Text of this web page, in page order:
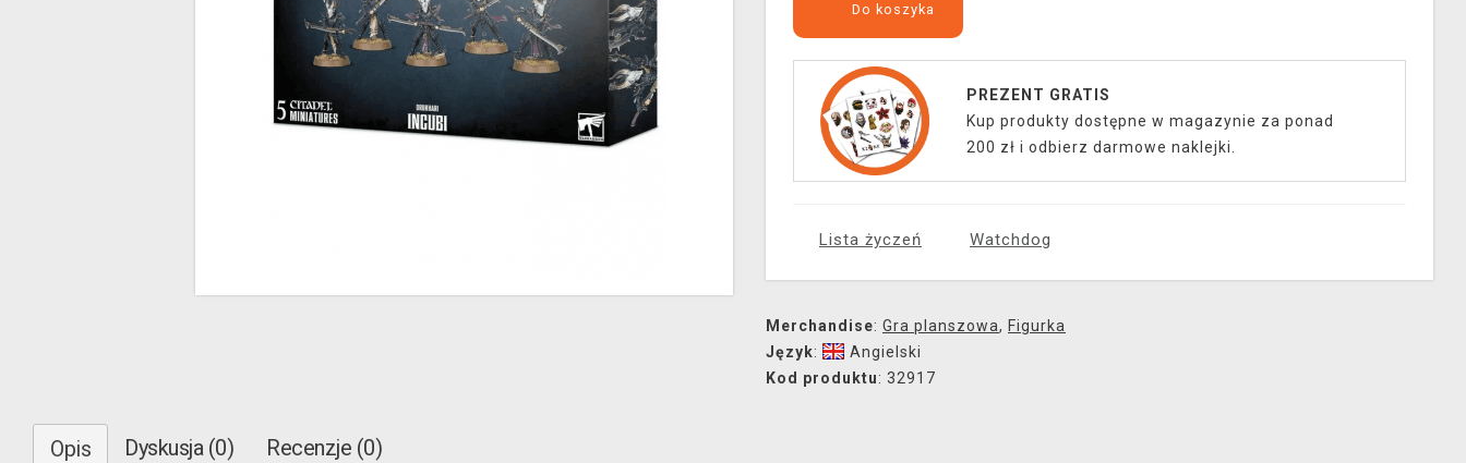
Do koszyka
PREZENT GRATIS
Kup produkty dostępne w magazynie za ponad
200 zł i odbierz darmowe naklejki.
Lista życzeń Watchdog
Merchandise: Gra planszowa, Figurka
Język:
Angielski
Kod produktu: 32917
Opis Dyskusja (0) Recenzje (0)